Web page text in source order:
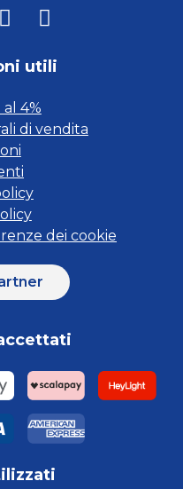
utili
4%
di vendita
dei cookie